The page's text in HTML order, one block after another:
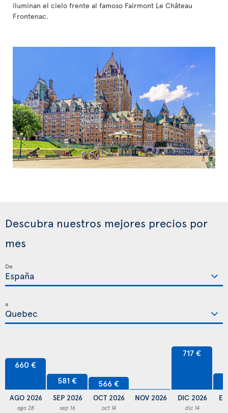
iluminan el cielo frente al famoso Fairmont Le Château
Frontenac.
Descubra nuestros mejores precios por
mes
De
a
660 €
AGO 2026
ago 28
581 €
SEP 2026
sep 16
566 €
OCT 2026
oct 14
NOV 2026
717 €
DIC 2026
dic 14